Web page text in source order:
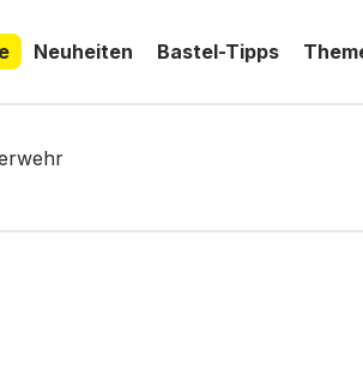
Neuheiten Bastel-Tipps